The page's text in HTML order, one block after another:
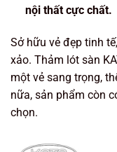
nội thất cực chất.
Sở hữu vẻ đẹp tinh
xảo. Thảm lót sàn
một vẻ sang trọng,
nữa, sản phẩm còn
chọn.